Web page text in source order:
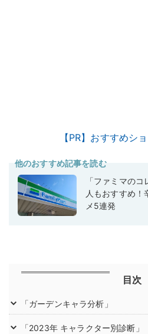
【PR】おすすめシ
他のおすすめ記事を読む
「ファミマの
人もおすすめ！
メ5連発
目次
「ガーデンキャラ分析」
「2023年 キャラクター別診断」